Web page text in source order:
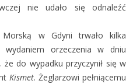
nie udało się odnaleźć
w Gdyni trwało kilka
orzeczenia w dniu
że do wypadku przyczynił się w
Kismet. Żeglarzowi pełniącemu